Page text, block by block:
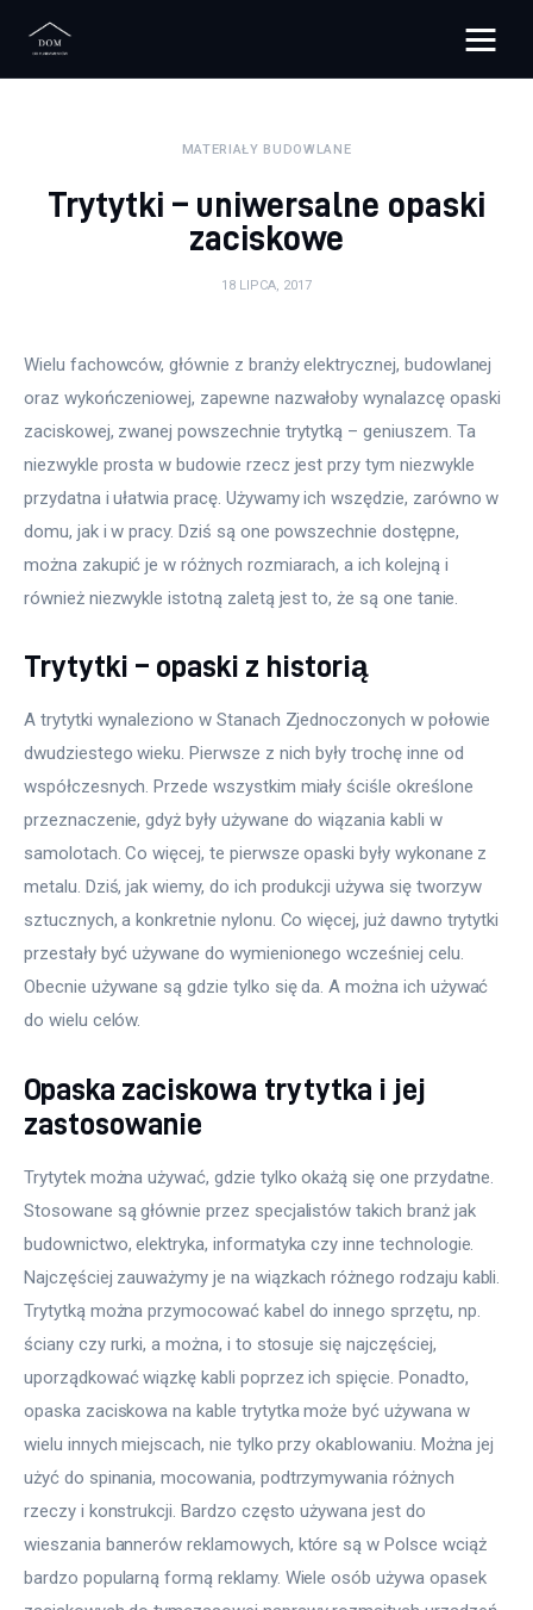
Bloggers Unite
Materiały budowlane
Budowa
Oświetlenie
Remont
Meble
MATERIAŁY BUDOWLANE
Trytytki – uniwersalne opaski
zaciskowe
18 LIPCA, 2017
Wielu fachowców, głównie z branży elektrycznej, budowlanej
oraz wykończeniowej, zapewne nazwałoby wynalazcę opaski
zaciskowej, zwanej powszechnie trytytką – geniuszem. Ta
niezwykle prosta w budowie rzecz jest przy tym niezwykle
przydatna i ułatwia pracę. Używamy ich wszędzie, zarówno w
domu, jak i w pracy. Dziś są one powszechnie dostępne,
można zakupić je w różnych rozmiarach, a ich kolejną i
również niezwykle istotną zaletą jest to, że są one tanie.
Trytytki – opaski z historią
A trytytki wynaleziono w Stanach Zjednoczonych w połowie
dwudziestego wieku. Pierwsze z nich były trochę inne od
współczesnych. Przede wszystkim miały ściśle określone
przeznaczenie, gdyż były używane do wiązania kabli w
samolotach. Co więcej, te pierwsze opaski były wykonane z
metalu. Dziś, jak wiemy, do ich produkcji używa się tworzyw
sztucznych, a konkretnie nylonu. Co więcej, już dawno trytytki
przestały być używane do wymienionego wcześniej celu.
Obecnie używane są gdzie tylko się da. A można ich używać
do wielu celów.
Opaska zaciskowa trytytka i jej
zastosowanie
Trytytek można używać, gdzie tylko okażą się one przydatne.
Stosowane są głównie przez specjalistów takich branż jak
budownictwo, elektryka, informatyka czy inne technologie.
Najczęściej zauważymy je na wiązkach różnego rodzaju kabli.
Trytytką można przymocować kabel do innego sprzętu, np.
ściany czy rurki, a można, i to stosuje się najczęściej,
uporządkować wiązkę kabli poprzez ich spięcie. Ponadto,
opaska zaciskowa na kable trytytka może być używana w
wielu innych miejscach, nie tylko przy okablowaniu. Można jej
użyć do spinania, mocowania, podtrzymywania różnych
rzeczy i konstrukcji. Bardzo często używana jest do
wieszania bannerów reklamowych, które są w Polsce wciąż
bardzo popularną formą reklamy. Wiele osób używa opasek